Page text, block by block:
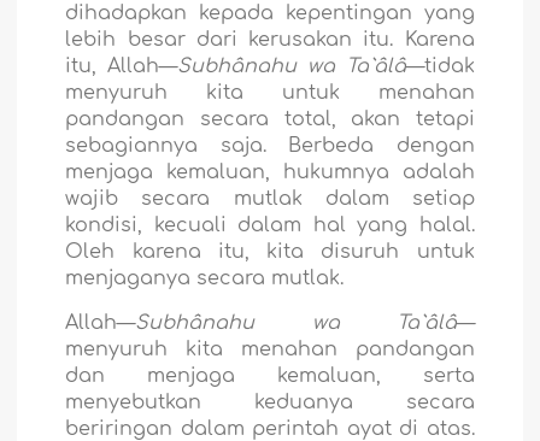
dihadapkan kepada kepentingan yang
lebih besar dari kerusakan itu. Karena
itu, Allah—Subhânahu wa Ta`âlâ—tidak
menyuruh kita untuk menahan
pandangan secara total, akan tetapi
sebagiannya saja. Berbeda dengan
menjaga kemaluan, hukumnya adalah
wajib secara mutlak dalam setiap
kondisi, kecuali dalam hal yang halal.
Oleh karena itu, kita disuruh untuk
menjaganya secara mutlak.
Allah—Subhânahu wa Ta`âlâ—
menyuruh kita menahan pandangan
dan menjaga kemaluan, serta
menyebutkan keduanya secara
beriringan dalam perintah ayat di atas.